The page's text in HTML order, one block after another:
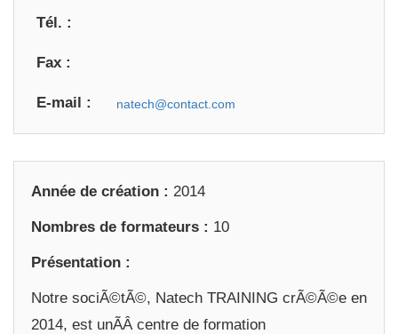
Tél. :
Fax :
E-mail :
Année de création : 2014
Nombres de formateurs : 10
Présentation :
Notre sociÃ©tÃ©, Natech TRAINING crÃ©Ã©e en
2014, est unÃÂ centre de formation